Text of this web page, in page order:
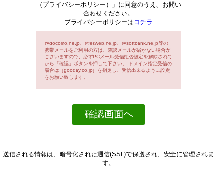
（プライバシーポリシー）」に同意のうえ、お問い
合わせください。
プライバシーポリシーは コチラ
@docomo.ne.jp、@ezweb.ne.jp、@softbank.ne.jp等の
携帯メールをご利用の方は、確認メールが届かない場合が
ございますので、必ずPCメール受信拒否設定を解除されて
から「確認」ボタンを押して下さい。 ドメイン指定受信の
場合は［gooday.co.jp］を指定し、受信出来るように設定
をお願い致します。
送信される情報は、暗号化された通信(SSL)で保護され、安全に管理されま
す。